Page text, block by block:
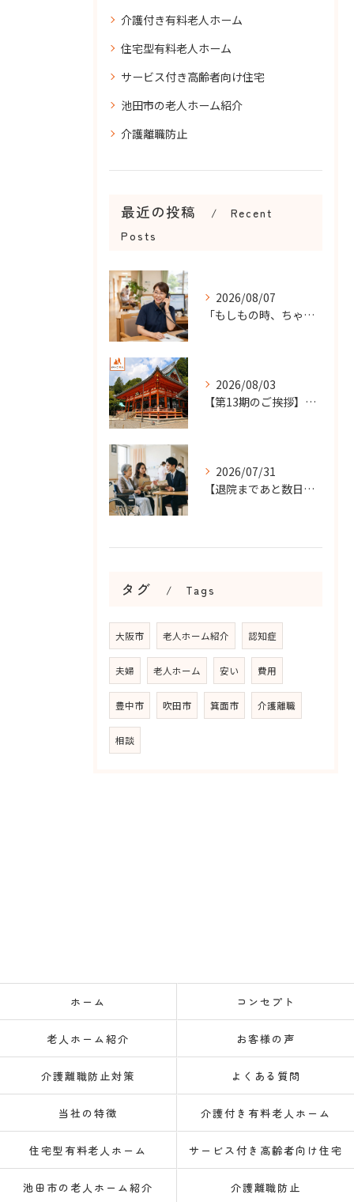
介護付き有料老人ホーム
住宅型有料老人ホーム
サービス付き高齢者向け住宅
池田市の老人ホーム紹介
介護離職防止
最近の投稿
Recent
Posts
2026/08/07
「もしもの時、ちゃんと知らせてもらえる？」
2026/08/03
【第13期のご挨拶】感謝を力に、さらなる挑戦の一年へ
2026/07/31
【退院まであと数日…】老人ホーム探しを急ぐケースで大切なこと...
タグ Tags
大阪市 老人ホーム紹介 認知症
夫婦 老人ホーム 安い 費用
豊中市 吹田市 箕面市 介護離職
相談
ホーム コンセプト
老人ホーム紹介 お客様の声
介護離職防止対策 よくある質問
当社の特徴 介護付き有料老人ホーム
住宅型有料老人ホーム サービス付き高齢者向け住宅
池田市の老人ホーム紹介 介護離職防止